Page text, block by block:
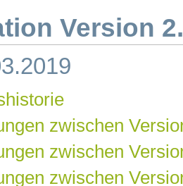
Version
zwischen
zwischen
zwischen